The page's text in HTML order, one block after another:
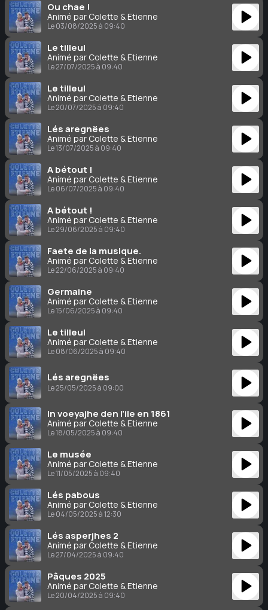
Ou chae !
Animé par Colette & Étienne
Le 03/08/2025 à 09:40
Le tilleul
Animé par Colette & Étienne
Le 27/07/2025 à 09:40
Le tilleul
Animé par Colette & Étienne
Le 20/07/2025 à 09:40
Lés aregnëes
Animé par Colette & Étienne
Le 13/07/2025 à 09:40
A bétout !
Animé par Colette & Étienne
Le 06/07/2025 à 09:40
A bétout !
Animé par Colette & Étienne
Le 29/06/2025 à 09:40
Faete de la musique.
Animé par Colette & Étienne
Le 22/06/2025 à 09:40
Germaine
Animé par Colette & Étienne
Le 15/06/2025 à 09:40
Le tilleul
Animé par Colette & Étienne
Le 08/06/2025 à 09:40
Lés aregnëes
Le 25/05/2025 à 09:00
In voeyajhe den l’ile en 1861
Animé par Colette & Étienne
Le 18/05/2025 à 09:40
Le musée
Animé par Colette & Étienne
Le 11/05/2025 à 09:40
Lés pabous
Animé par Colette & Étienne
Le 04/05/2025 à 12:30
Lés asperjhes 2
Animé par Colette & Étienne
Le 27/04/2025 à 09:40
Pâques 2025
Animé par Colette & Étienne
Le 20/04/2025 à 09:40